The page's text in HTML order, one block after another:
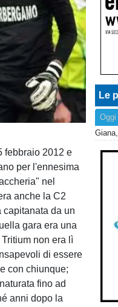
febbraio 2012 e
per l'ennesima
nel
anche la C2
capitanata da un
gara era una
non era lì
di essere
con chiunque;
fino ad
anni dopo la
Le
Oggi